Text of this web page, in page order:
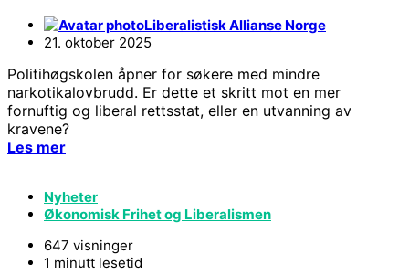
Liberalistisk Allianse Norge
21. oktober 2025
Politihøgskolen åpner for søkere med mindre
narkotikalovbrudd. Er dette et skritt mot en mer
fornuftig og liberal rettsstat, eller en utvanning av
kravene?
Les mer
Nyheter
Økonomisk Frihet og Liberalismen
647 visninger
1 minutt lesetid